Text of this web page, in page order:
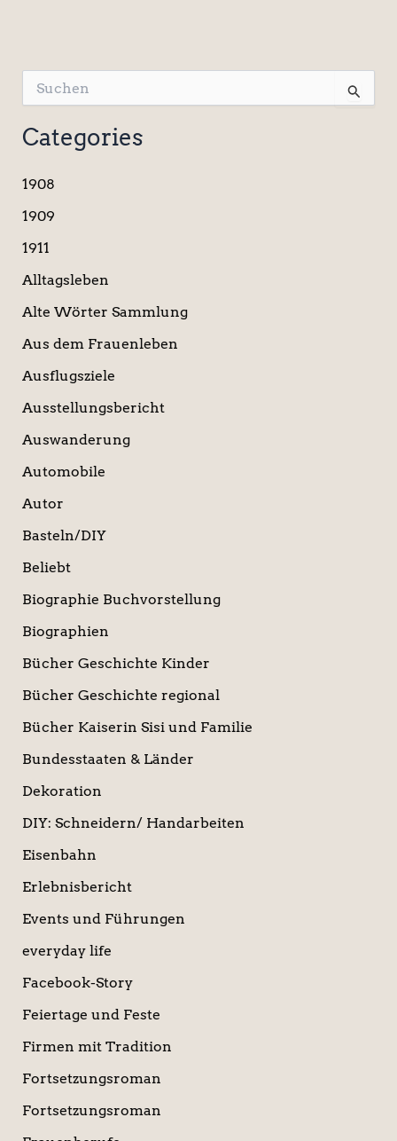
u
c
h
n
a
h
Categories
1908
1909
1911
Alltagsleben
Alte Wörter Sammlung
Aus dem Frauenleben
Ausflugsziele
Ausstellungsbericht
Auswanderung
Automobile
Autor
Basteln/DIY
Beliebt
Biographie Buchvorstellung
Biographien
Bücher Geschichte Kinder
Bücher Geschichte regional
Bücher Kaiserin Sisi und Familie
Bundesstaaten & Länder
Dekoration
DIY: Schneidern/ Handarbeiten
Eisenbahn
Erlebnisbericht
Events und Führungen
everyday life
Facebook-Story
Feiertage und Feste
Firmen mit Tradition
Fortsetzungsroman
Fortsetzungsroman